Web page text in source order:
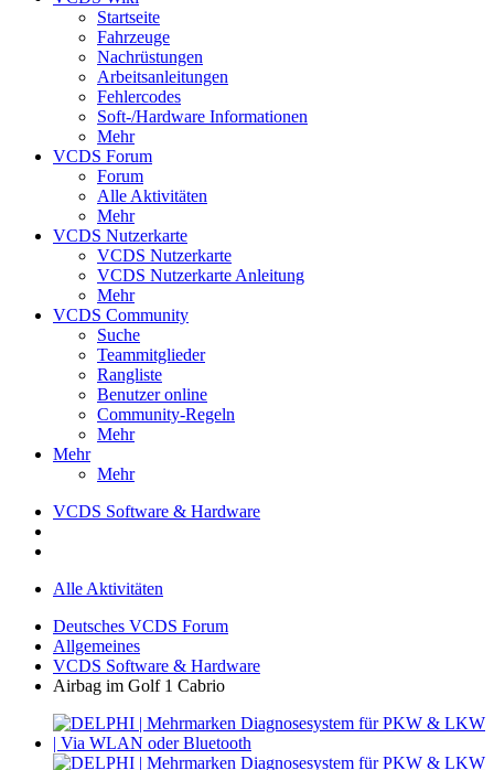
Startseite
Fahrzeuge
Nachrüstungen
Arbeitsanleitungen
Fehlercodes
Soft-/Hardware Informationen
Mehr
VCDS Forum
Forum
Alle Aktivitäten
Mehr
VCDS Nutzerkarte
VCDS Nutzerkarte
VCDS Nutzerkarte Anleitung
Mehr
VCDS Community
Suche
Teammitglieder
Rangliste
Benutzer online
Community-Regeln
Mehr
Mehr
Mehr
VCDS Software & Hardware
Alle Aktivitäten
Deutsches VCDS Forum
Allgemeines
VCDS Software & Hardware
Airbag im Golf 1 Cabrio